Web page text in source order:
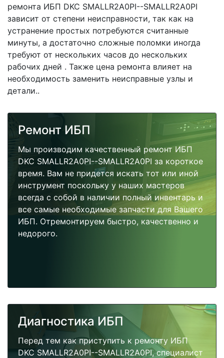
ремонта ИБП DKC SMALLR2A0PI--SMALLR2A0PI
зависит от степени неисправности, так как на
устранение простых потребуются считанные
минуты, а достаточно сложные поломки иногда
требуют от нескольких часов до нескольких
рабочих дней . Также цена ремонта влияет на
необходимость заменить неисправные узлы и
детали..
Ремонт ИБП
Мы производим качественный ремонт ИБП
DKC SMALLR2A0PI--SMALLR2A0PI за короткое
время. Вам не придется искать тот или иной
инструмент поскольку у наших мастеров
всегда с собой в наличии полный инвентарь и
все самые необходимые запчасти для Вашего
ИБП. Отремонтируем быстро, качественно и
недорого.
Диагностика ИБП
Перед тем как приступить к ремонту ИБП
DKC SMALLR2A0PI--SMALLR2A0PI, специалист